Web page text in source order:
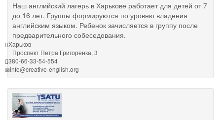
Наш английский лагерь в Харькове работает для детей от 7
до 16 лет. Группы формируются по уровню владения
английским языком. Ребенок зачисляется в группу после
предварительного собеседования.
Харьков
Проспект Петра Григоренка, 3
380-66-33-54-554
info@creative-english.org